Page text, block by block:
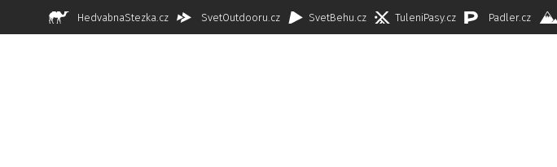
HedvabnaStezka.cz SvetOutdooru.cz SvetBehu.cz TuleniPasy.cz Padler.cz